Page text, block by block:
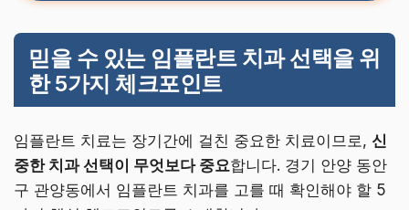
믿을 수 있는 임플란트 치과 선택을 위
한 5가지 체크포인트
임플란트 치료는 장기간에 걸친 중요한 치료이므로, 신
중한 치과 선택이 무엇보다 중요합니다. 경기 안양 동안
구 관양동에서 임플란트 치과를 고를 때 확인해야 할 5